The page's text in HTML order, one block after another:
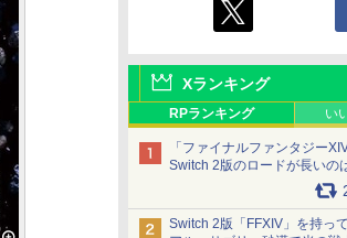
Xランキング
RPランキング い
「ファイナルファンタジー
Switch 2版のロードが長い
アップデートできるよう対応
Switch 2版「FFXIV」を持っ